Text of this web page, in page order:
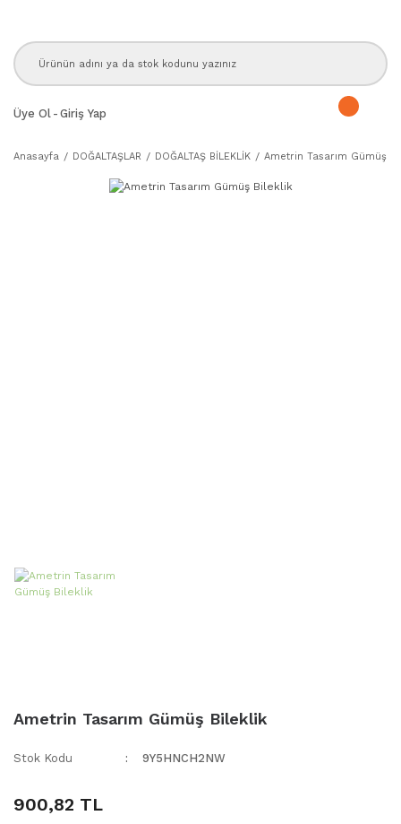
Üye Ol - Giriş Yap
Anasayfa DOĞALTAŞLAR DOĞALTAŞ BİLEKLİK Ametrin Tasarım Gümüş
Ametrin Tasarım Gümüş Bileklik
Stok Kodu 9Y5HNCH2NW
900,82 TL